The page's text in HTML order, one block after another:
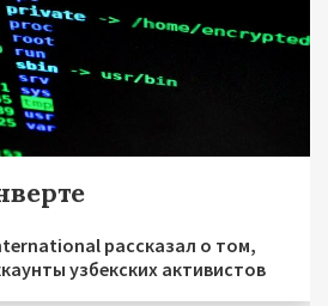
рассказал о том,
узбекских активистов